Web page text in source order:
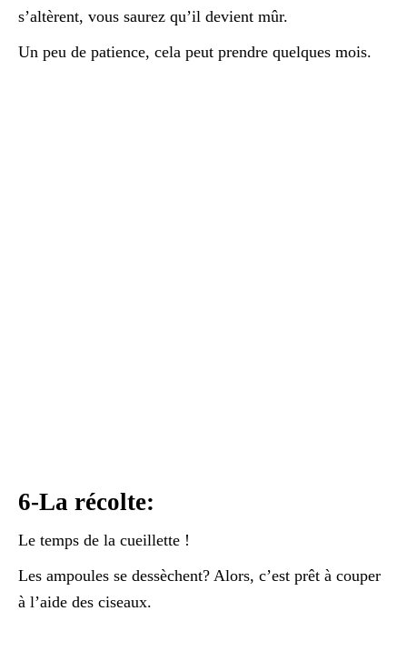
s’altèrent, vous saurez qu’il devient mûr.
Un peu de patience, cela peut prendre quelques mois.
6-La récolte:
Le temps de la cueillette !
Les ampoules se dessèchent? Alors, c’est prêt à couper
à l’aide des ciseaux.